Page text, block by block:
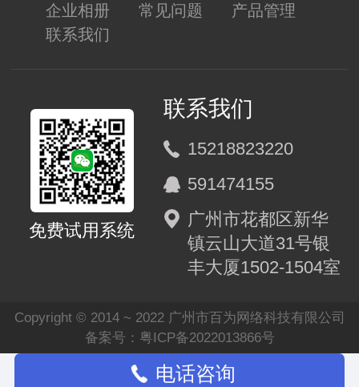
企业相册
联系我们
常见问题
产品管理
免费试用系统
联系我们
15218823220
591474155
广州市花都区新华
镇云山大道31号银
丰大厦1502-1504室
Copyright © 2014 ~ 2022 广州市百为网络科技有限公司
备案号：粤ICP备2022013866号
电话咨询